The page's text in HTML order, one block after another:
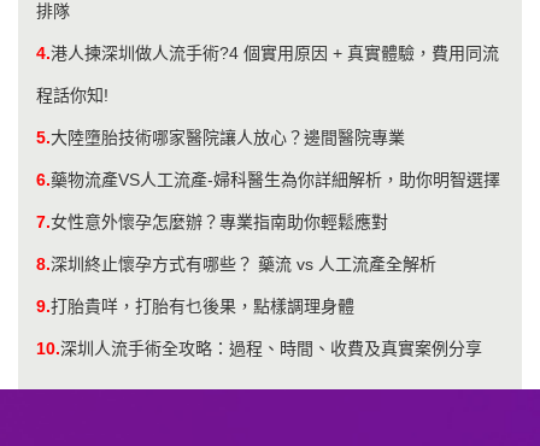
排隊
4.港人揀深圳做人流手術?4 個實用原因 + 真實體驗，費用同流
程話你知!
5.大陸墮胎技術哪家醫院讓人放心？邊間醫院專業
6.藥物流產VS人工流產-婦科醫生為你詳細解析，助你明智選擇
7.女性意外懷孕怎麼辦？專業指南助你輕鬆應對
8.深圳終止懷孕方式有哪些？ 藥流 vs 人工流產全解析
9.打胎貴咩，打胎有乜後果，點樣調理身體
10.深圳人流手術全攻略：過程、時間、收費及真實案例分享